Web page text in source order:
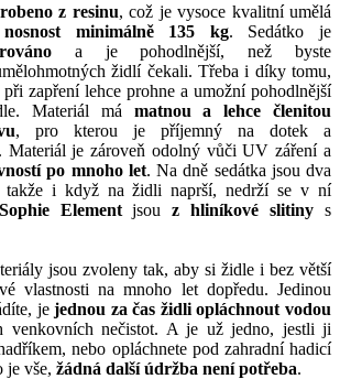
z resinu, což je vysoce kvalitní umělá
nosnost minimálně 135 kg. Sedátko je
a je pohodlnější, než byste
židlí čekali. Třeba i díky tomu,
při zapření lehce prohne a umožní pohodlnější
Materiál má matnou a lehce členitou
, pro kterou je příjemný na dotek a
Materiál je zároveň odolný vůči UV záření a
po mnoho let. Na dně sedátka jsou dva
takže i když na židli naprší, nedrží se v ní
Elementjsouz hliníkové slitiny s
jsou zvoleny tak, aby si židle i bez větší
vlastnosti na mnoho let dopředu. Jedinou
jejednou za čas židli opláchnout vodou
venkovních nečistot. A je už jedno, jestli ji
nebo opláchnete pod zahradní hadicí
je vše, žádná další údržba není potřeba.